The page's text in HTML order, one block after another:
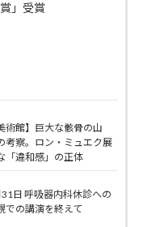
」受賞
術館】巨大な骸骨の山
考察。ロン・ミュエク展
「違和感」の正体
31日 呼吸器内科休診への
での講演を終えて